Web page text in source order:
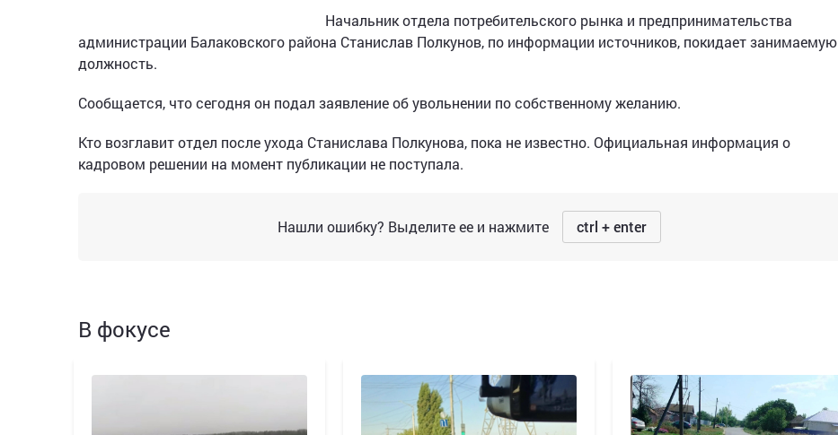
Начальник отдела потребительского рынка и предпринимательства
администрации Балаковского района Станислав Полкунов, по информации источников, покидает занимаемую
должность.
Сообщается, что сегодня он подал заявление об увольнении по собственному желанию.
Кто возглавит отдел после ухода Станислава Полкунова, пока не известно. Официальная информация о
кадровом решении на момент публикации не поступала.
Нашли ошибку? Выделите ее и нажмите ctrl + enter
В фокусе